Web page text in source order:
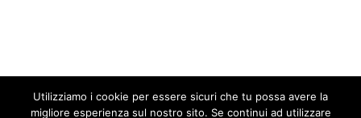
Utilizziamo i cookie per essere sicuri che tu possa avere la
migliore esperienza sul nostro sito. Se continui ad utilizzare